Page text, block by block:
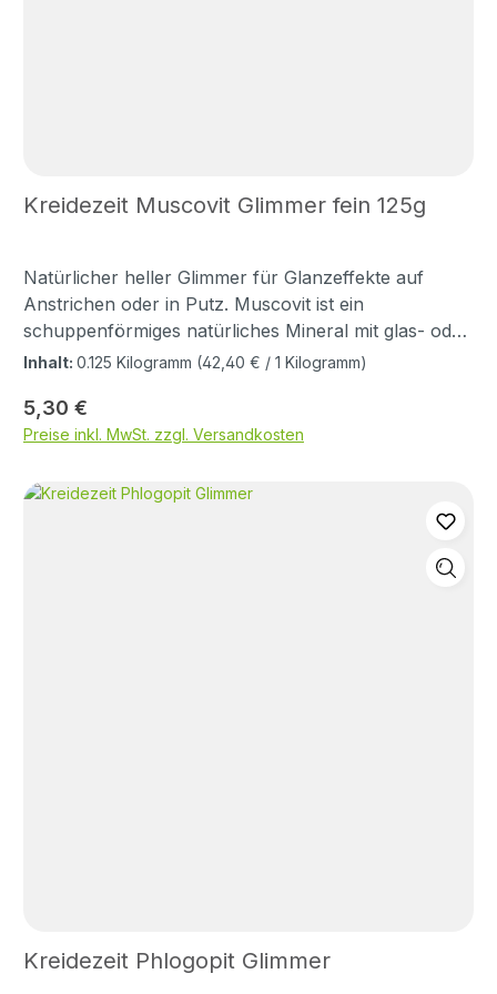
Kreidezeit Muscovit Glimmer fein 125g
Natürlicher heller Glimmer für Glanzeffekte auf
Anstrichen oder in Putz. Muscovit ist ein
schuppenförmiges natürliches Mineral mit glas- oder
perlmuttglänzender Oberfläche und silbrigen
Sicherheitsdatenblatt Muscovit Glimmer Als Zusatz
zu KREIDEZEIT Kalk Haftputz -fein-, Kalk Haftputz,
Bindemittel als Anstrich auf allen KREIDEZEIT
Inhalt: 0.125 Kilogramm (42,40 € / 1 Kilogramm)
Regulärer Preis:
5,30 €
Preise inkl. MwSt. zzgl. Versandkosten
Kreidezeit Phlogopit Glimmer